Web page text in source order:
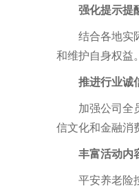
强化提示提
结合各地实
和维护自身权益。
推进行业诚
加强公司全
信文化和金融消
丰富活动内
平安养老险